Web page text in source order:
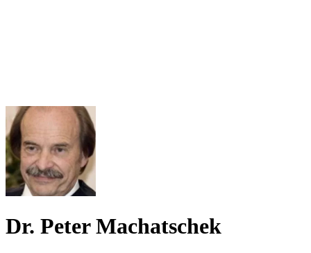
Dr. Peter Machatschek